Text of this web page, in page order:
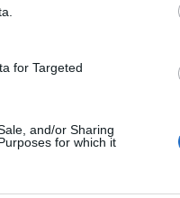
for Targeted
and/or Sharing
for which it
Даугавпилс
элементы здания